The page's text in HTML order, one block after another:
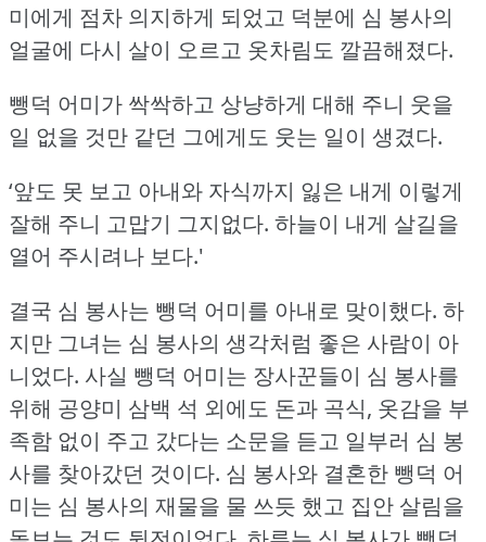
미에게 점차 의지하게 되었고 덕분에 심 봉사의
얼굴에 다시 살이 오르고 옷차림도 깔끔해졌다.
뺑덕 어미가 싹싹하고 상냥하게 대해 주니 웃을
일 없을 것만 같던 그에게도 웃는 일이 생겼다.
‘앞도 못 보고 아내와 자식까지 잃은 내게 이렇게
잘해 주니 고맙기 그지없다. 하늘이 내게 살길을
열어 주시려나 보다.'
결국 심 봉사는 뺑덕 어미를 아내로 맞이했다. 하
지만 그녀는 심 봉사의 생각처럼 좋은 사람이 아
니었다. 사실 뺑덕 어미는 장사꾼들이 심 봉사를
위해 공양미 삼백 석 외에도 돈과 곡식, 옷감을 부
족함 없이 주고 갔다는 소문을 듣고 일부러 심 봉
사를 찾아갔던 것이다. 심 봉사와 결혼한 뺑덕 어
미는 심 봉사의 재물을 물 쓰듯 했고 집안 살림을